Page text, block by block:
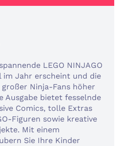
LEGO NINJAGO
im Jahr erscheint und die
Ninja-Fans höher
Ausgabe bietet fesselnde
Comics, tolle Extras
Figuren sowie kreative
Mit einem
Sie Ihre Kinder